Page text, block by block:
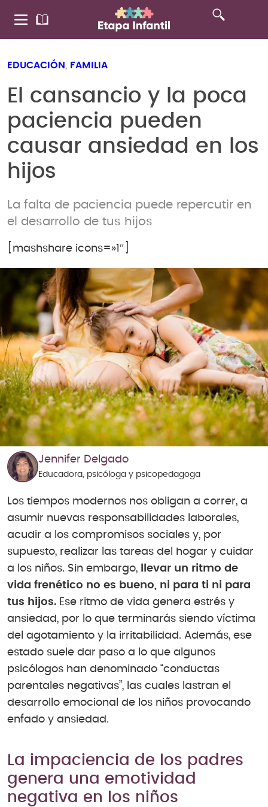
EDUCACIÓN FAMILIA
El cansancio y la poca
paciencia pueden
causar ansiedad en los
hijos
La falta de paciencia puede repercutir en
el desarrollo de tus hijos
[mashshare icons=»1″]
Jennifer Delgado
Educadora, psicóloga y psicopedagoga
Los tiempos modernos nos obligan a correr, a
asumir nuevas responsabilidades laborales,
acudir a los compromisos sociales y, por
supuesto, realizar las tareas del hogar y cuidar
a los niños. Sin embargo, llevar un ritmo de
vida frenético no es bueno, ni para ti ni para
tus hijos. Ese ritmo de vida genera estrés y
ansiedad, por lo que terminarás siendo víctima
del agotamiento y la irritabilidad. Además, ese
estado suele dar paso a lo que algunos
psicólogos han denominado “conductas
parentales negativas”, las cuales lastran el
desarrollo emocional de los niños provocando
enfado y ansiedad.
La impaciencia de los padres
genera una emotividad
negativa en los niños